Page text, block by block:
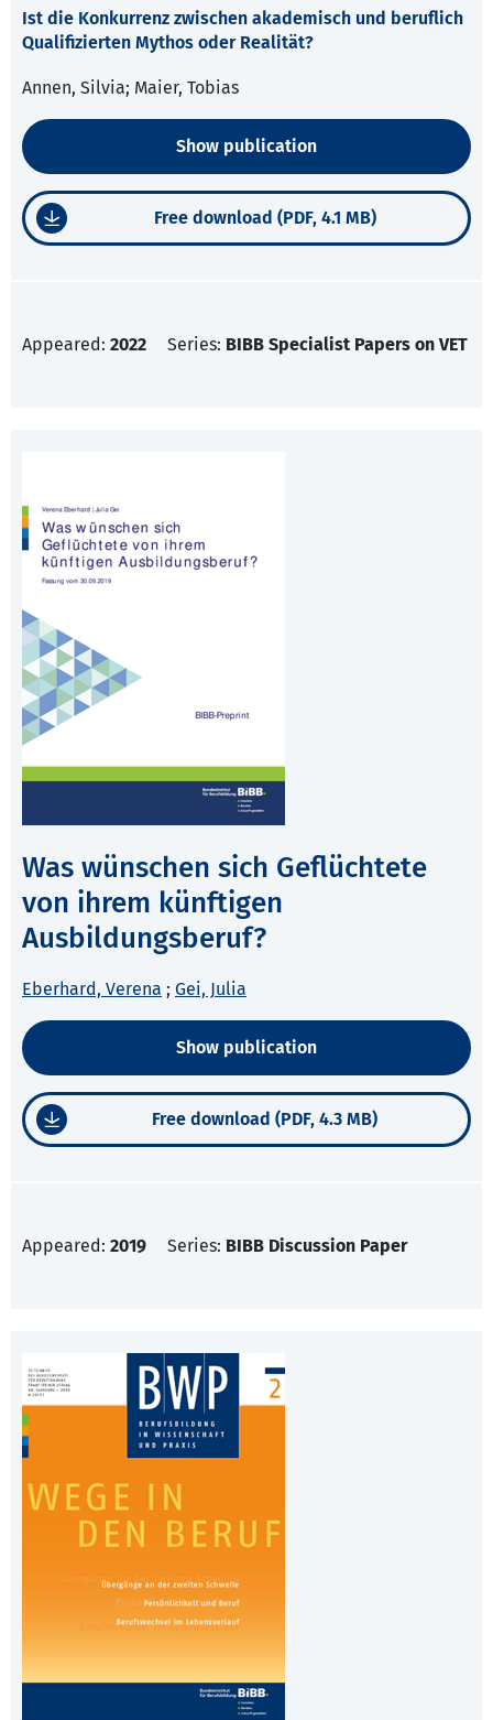
Ist die Konkurrenz zwischen akademisch und beruflich
Qualifizierten Mythos oder Realität?
Annen, Silvia; Maier, Tobias
Show publication
Free download (PDF, 4.1 MB)
Appeared: 2022 Series: BIBB Specialist Papers on VET
Was wünschen sich Geflüchtete
von ihrem künftigen
Ausbildungsberuf?
Eberhard, Verena ; Gei, Julia
Show publication
Free download (PDF, 4.3 MB)
Appeared: 2019 Series: BIBB Discussion Paper